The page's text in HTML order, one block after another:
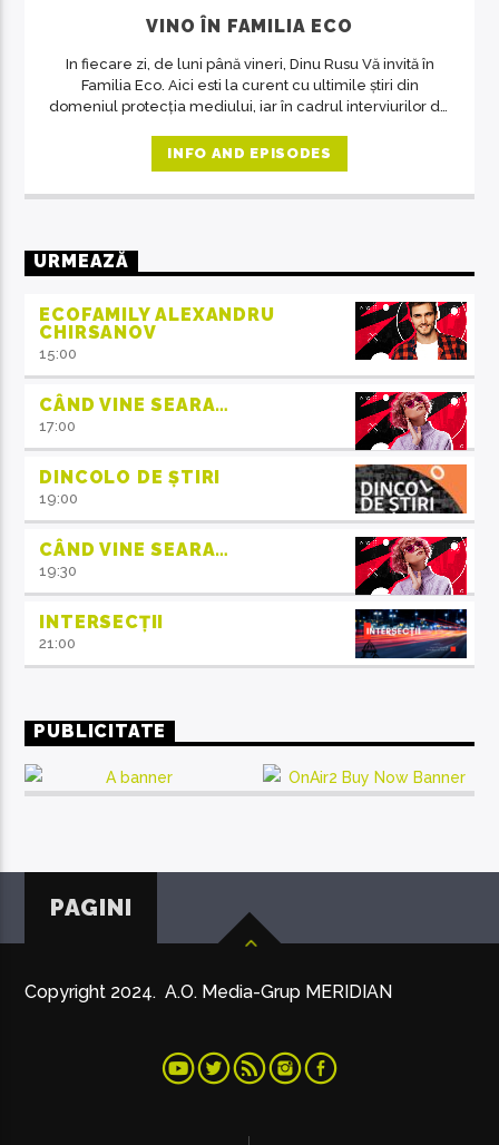
VINO ÎN FAMILIA ECO
In fiecare zi, de luni până vineri, Dinu Rusu Vă invită în
Familia Eco. Aici esti la curent cu ultimile știri din
domeniul protecția mediului, iar în cadrul interviurilor de
familie.
INFO AND EPISODES
URMEAZĂ
ECOFAMILY ALEXANDRU
CHIRSANOV
15:00
CÂND VINE SEARA…
17:00
DINCOLO DE ȘTIRI
19:00
CÂND VINE SEARA…
19:30
INTERSECȚII
21:00
PUBLICITATE
PAGINI
Copyright 2024. A.O. Media-Grup MERIDIAN